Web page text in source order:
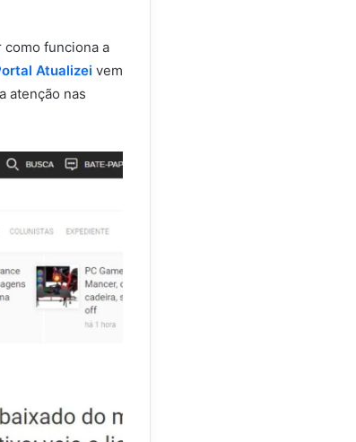
como funciona a
Atualizei vem
atenção nas